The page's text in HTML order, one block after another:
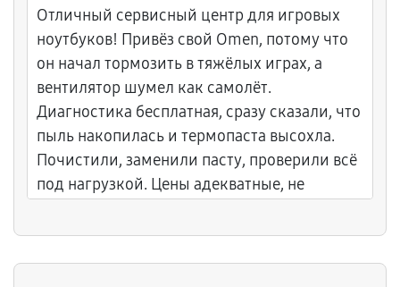
Отличный сервисный центр для игровых
ноутбуков! Привёз свой Omen, потому что
он начал тормозить в тяжёлых играх, а
вентилятор шумел как самолёт.
Диагностика бесплатная, сразу сказали, что
пыль накопилась и термопаста высохла.
Почистили, заменили пасту, проверили всё
под нагрузкой. Цены адекватные, не
HP, подробно рассказали, как ухаживать за